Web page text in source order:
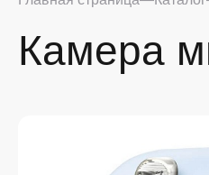
Камера